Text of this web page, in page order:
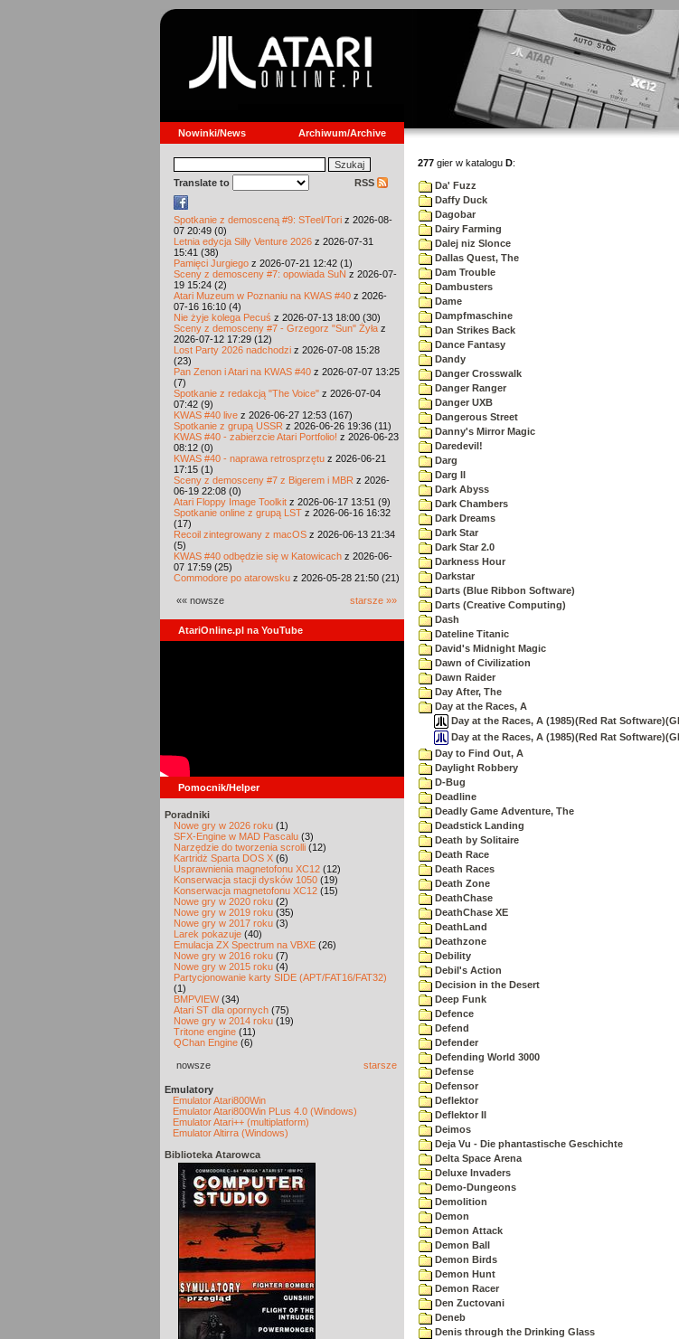
Nowinki/News Archiwum/Archive
Translate to RSS
Spotkanie z demosceną #9: STeel/Tori z 2026-08-
07 20:49 (0)
Letnia edycja Silly Venture 2026 z 2026-07-31
15:41 (38)
Pamięci Jurgiego z 2026-07-21 12:42 (1)
Sceny z demosceny #7: opowiada SuN z 2026-07-
19 15:24 (2)
Atari Muzeum w Poznaniu na KWAS #40 z 2026-
07-16 16:10 (4)
Nie żyje kolega Pecuś z 2026-07-13 18:00 (30)
Sceny z demosceny #7 - Grzegorz "Sun" Żyła z
2026-07-12 17:29 (12)
Lost Party 2026 nadchodzi z 2026-07-08 15:28
(23)
Pan Zenon i Atari na KWAS #40 z 2026-07-07 13:25
(7)
Spotkanie z redakcją "The Voice" z 2026-07-04
07:42 (9)
KWAS #40 live z 2026-06-27 12:53 (167)
Spotkanie z grupą USSR z 2026-06-26 19:36 (11)
KWAS #40 - zabierzcie Atari Portfolio! z 2026-06-23
08:12 (0)
KWAS #40 - naprawa retrosprzętu z 2026-06-21
17:15 (1)
Sceny z demosceny #7 z Bigerem i MBR z 2026-
06-19 22:08 (0)
Atari Floppy Image Toolkit z 2026-06-17 13:51 (9)
Spotkanie online z grupą LST z 2026-06-16 16:32
(17)
Recoil zintegrowany z macOS z 2026-06-13 21:34
(5)
KWAS #40 odbędzie się w Katowicach z 2026-06-
07 17:59 (25)
Commodore po atarowsku z 2026-05-28 21:50 (21)
«« nowsze starsze »»
AtariOnline.pl na YouTube
Pomocnik/Helper
Poradniki
Nowe gry w 2026 roku (1)
SFX-Engine w MAD Pascalu (3)
Narzędzie do tworzenia scrolli (12)
Kartridż Sparta DOS X (6)
Usprawnienia magnetofonu XC12 (12)
Konserwacja stacji dysków 1050 (19)
Konserwacja magnetofonu XC12 (15)
Nowe gry w 2020 roku (2)
Nowe gry w 2019 roku (35)
Nowe gry w 2017 roku (3)
Larek pokazuje (40)
Emulacja ZX Spectrum na VBXE (26)
Nowe gry w 2016 roku (7)
Nowe gry w 2015 roku (4)
Partycjonowanie karty SIDE (APT/FAT16/FAT32)
(1)
BMPVIEW(34)
Atari ST dla opornych (75)
Nowe gry w 2014 roku (19)
Tritone engine (11)
QChan Engine (6)
nowsze starsze
Emulatory
Emulator Atari800Win
Emulator Atari800Win PLus 4.0 (Windows)
Emulator Atari++ (multiplatform)
Emulator Altirra (Windows)
Biblioteka Atarowca
277 gier w katalogu D:
Da' Fuzz
Daffy Duck
Dagobar
Dairy Farming
Dalej niz Slonce
Dallas Quest, The
Dam Trouble
Dambusters
Dame
Dampfmaschine
Dan Strikes Back
Dance Fantasy
Dandy
Danger Crosswalk
Danger Ranger
Danger UXB
Dangerous Street
Danny's Mirror Magic
Daredevil!
Darg
Darg II
Dark Abyss
Dark Chambers
Dark Dreams
Dark Star
Dark Star 2.0
Darkness Hour
Darkstar
Darts (Blue Ribbon Software)
Darts (Creative Computing)
Dash
Dateline Titanic
David's Midnight Magic
Dawn of Civilization
Dawn Raider
Day After, The
Day at the Races, A
Day at the Races, A (1985)(Red Rat
Day at the Races, A (1985)(Red Rat
Day to Find Out, A
Daylight Robbery
D-Bug
Deadline
Deadly Game Adventure, The
Deadstick Landing
Death by Solitaire
Death Race
Death Races
Death Zone
DeathChase
DeathChase XE
DeathLand
Deathzone
Debility
Debil's Action
Decision in the Desert
Deep Funk
Defence
Defend
Defender
Defending World 3000
Defense
Defensor
Deflektor
Deflektor II
Deimos
Deja Vu - Die phantastische Geschichte
Delta Space Arena
Deluxe Invaders
Demo-Dungeons
Demolition
Demon
Demon Attack
Demon Ball
Demon Birds
Demon Hunt
Demon Racer
Den Zuctovani
Deneb
Denis through the Drinking Glass